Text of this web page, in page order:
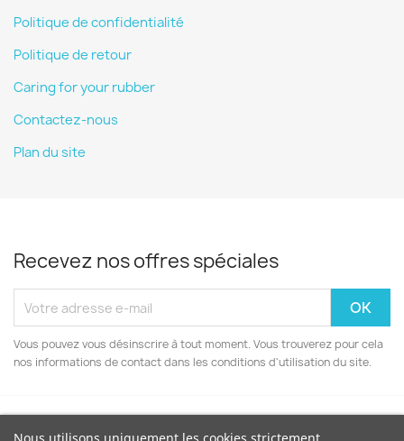
Politique de confidentialité
Politique de retour
Caring for your rubber
Contactez-nous
Plan du site
Recevez nos offres spéciales
Vous pouvez vous désinscrire à tout moment. Vous trouverez pour cela
nos informations de contact dans les conditions d'utilisation du site.